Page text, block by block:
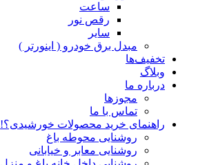
ساعت
رقص نور
سایر
مبدل برق خودرو ( اینورتر )
تخفیف‌ها
وبلاگ
درباره ما
مجوزها
تماس با ما
راهنمای خرید محصولات خورشیدی؟!
روشنایی محوطه باغ
روشنایی معابر و خیابانی